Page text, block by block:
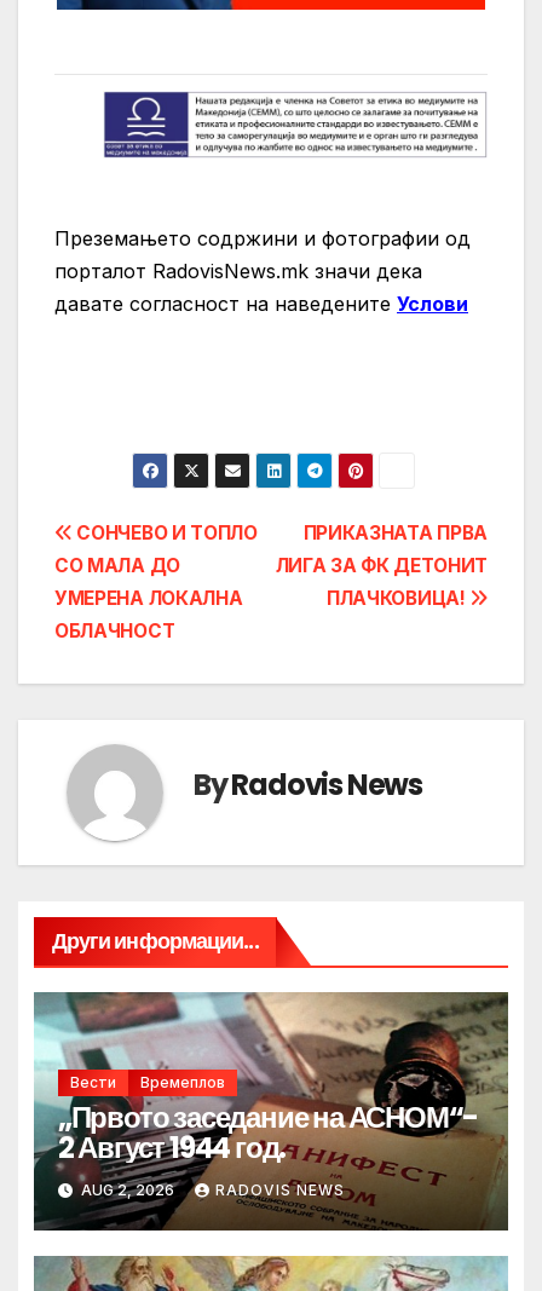
Преземањето содржини и фотографии од
порталот RadovisNews.mk значи дека
давате согласност на нaведените Услови
Post
navigation
ПРИКАЗНАТА ПРВА
ЛИГА ЗА ФК ДЕТОНИТ
ПЛАЧКОВИЦА!
СОНЧЕВО И ТОПЛО
СО МАЛА ДО
УМЕРЕНА ЛОКАЛНА
ОБЛАЧНОСТ
ByRadovis News
Други информации...
Вести Времеплов
„Првото заседание на АСНОМ“-
2 Август 1944 год.
AUG 2, 2026 RADOVIS NEWS